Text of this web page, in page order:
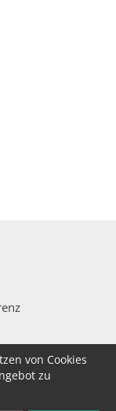
von Cookies
zu